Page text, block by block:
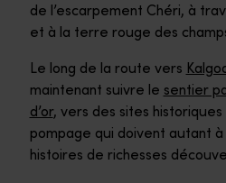
de l’escarpement Chéri, à
et à la terre rouge des
Le long de la route vers
maintenant suivre le sentier
d’or, vers des sites
pompage qui doivent autant à
histoires de richesses